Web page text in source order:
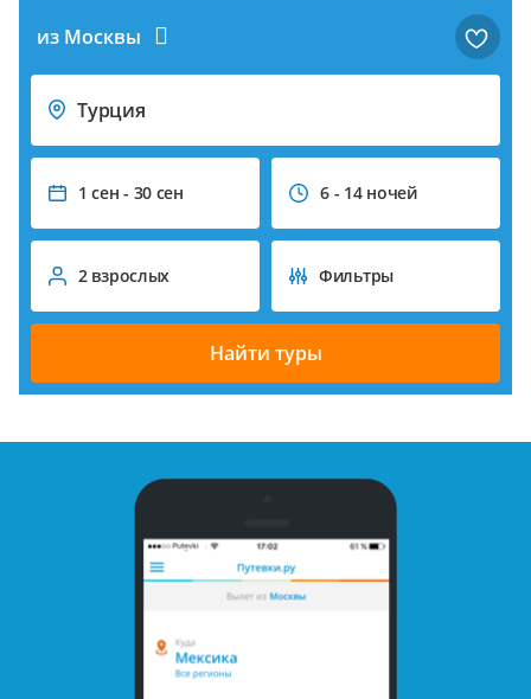
из Москвы
Турция
1 сен - 30 сен 6 - 14 ночей
2 взрослых Фильтры
Найти туры